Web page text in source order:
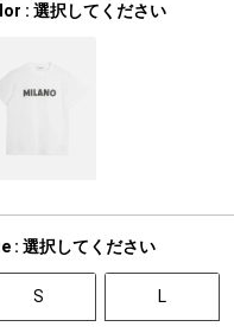
選択してください
選択してください
S L